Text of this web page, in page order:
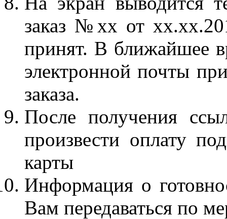
заказ №хх от
принят. В ближайшее
электронной почты
заказа.
После получения
произвести оплату
карты
Информация о
Вам передаваться по